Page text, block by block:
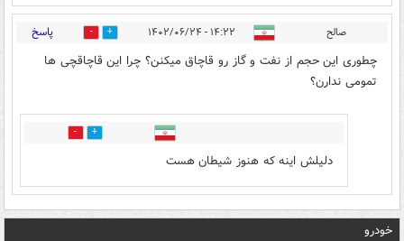
صالح ۱۴:۲۲ - ۱۴۰۲/۰۶/۲۴ 2 پاسخ
چطوری این حجم از نفت و گاز رو قاچاق میکنن؟ چرا این قاچاقچی ها
تمومی ندارن؟
1
دلیلش اینه که هنوز شیطان هست
خودرو